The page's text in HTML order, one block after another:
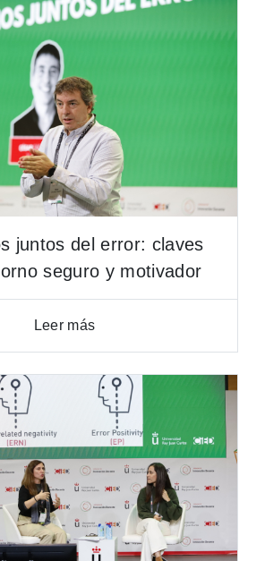
juntos del error: claves
seguro y motivador
Leer más